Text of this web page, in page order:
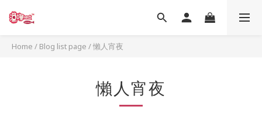
Home / Blog list page /懶人宵夜
懶人宵夜